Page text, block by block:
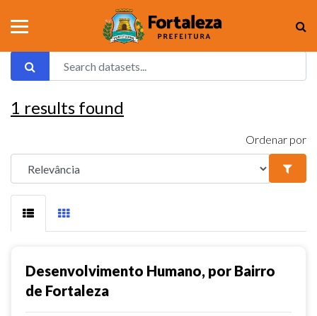
1 results found
Ordenar por
Desenvolvimento Humano, por Bairro
de Fortaleza